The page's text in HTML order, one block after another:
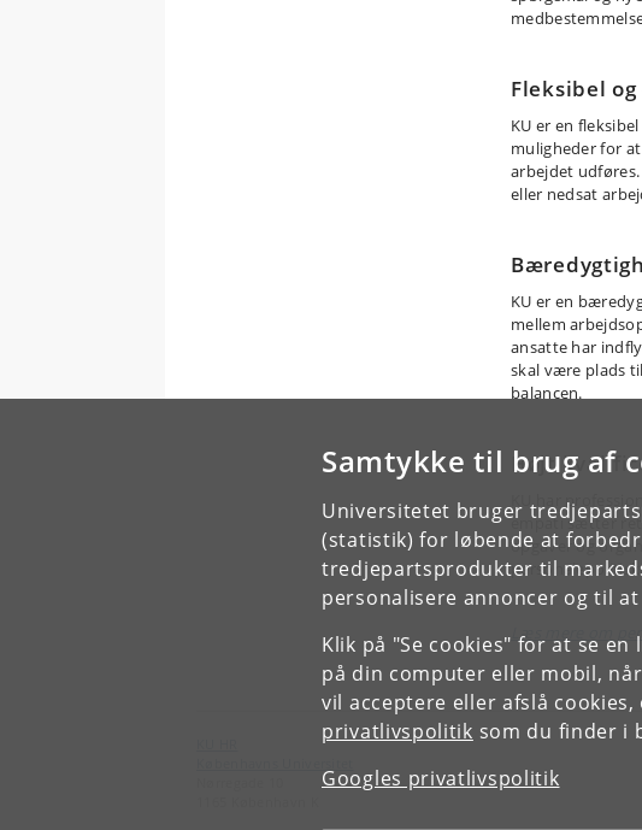
Samtykke til brug af
Universitetet bruger
(statistik) for løbende at
tredjepartsprodukter til
personalisere annoncer og til
Klik på "Se cookies" for at se
på din computer eller mobil,
vil acceptere eller afslå
privatlivspolitik som du finder i
Googles privatlivspolitik
Fleksibel
KU er en
muligheder for
arbejdet
eller nedsat
KU er en
mellem
ansatte har
skal være plads
balancen.
Højt
KU har
empati sætter
opgaver og
Læs mere om